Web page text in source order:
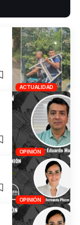
ACTUALIDAD
OPINIÓN
OPINIÓN